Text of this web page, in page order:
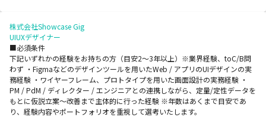
株式会社Showcase Gig
UIUXデザイナー
■必須条件
下記いずれかの経験をお持ちの方（目安2～3年以上）※業界経験、toC/B問
わず ・Figmaなどのデザインツールを用いたWeb / アプリのUIデザインの実
務経験 ・ワイヤーフレーム、プロトタイプを用いた画面設計の実務経験 ・
PM / PdM / ディレクター / エンジニアとの連携しながら、定量/定性データを
もとに仮説立案〜改善まで主体的に行った経験 ※年数はあくまで目安であ
り、経験内容やポートフォリオを重視して選考いたします。